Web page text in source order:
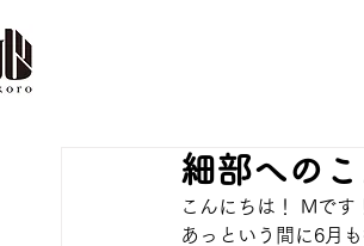
細部への
こんにちは！ Mです
あっという間に6月